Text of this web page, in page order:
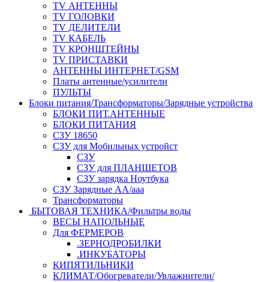
TV АНТЕННЫ
TV ГОЛОВКИ
TV ДЕЛИТЕЛИ
TV КАБЕЛЬ
TV КРОНШТЕЙНЫ
TV ПРИСТАВКИ
АНТЕННЫ ИНТЕРНЕТ/GSM
Платы антенные/усилители
ПУЛЬТЫ
Блоки питания/Трансформаторы/Зарядные устройства
БЛОКИ ПИТ.АНТЕННЫЕ
БЛОКИ ПИТАНИЯ
СЗУ 18650
СЗУ для Мобильных устройст
СЗУ
СЗУ для ПЛАНШЕТОВ
СЗУ зарядка Ноутбука
СЗУ Зарядные АА/ааа
Трансформаторы
БЫТОВАЯ ТЕХНИКА/Фильтры воды
ВЕСЫ НАПОЛЬНЫЕ
Для ФЕРМЕРОВ
.ЗЕРНОДРОБИЛКИ
.ИНКУБАТОРЫ
КИПЯТИЛЬНИКИ
КЛИМАТ/Обогреватели/Увлажнители/